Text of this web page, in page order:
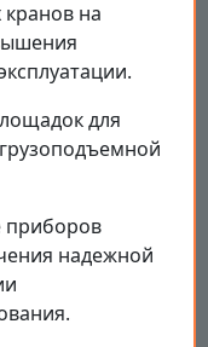
на
для
приборов
надежной